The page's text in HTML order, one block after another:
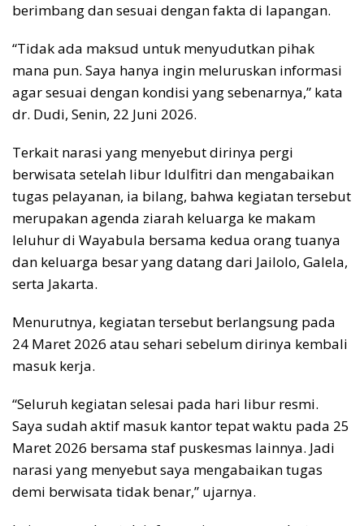
berimbang dan sesuai dengan fakta di lapangan.
“Tidak ada maksud untuk menyudutkan pihak
mana pun. Saya hanya ingin meluruskan informasi
agar sesuai dengan kondisi yang sebenarnya,” kata
dr. Dudi, Senin, 22 Juni 2026.
Terkait narasi yang menyebut dirinya pergi
berwisata setelah libur Idulfitri dan mengabaikan
tugas pelayanan, ia bilang, bahwa kegiatan tersebut
merupakan agenda ziarah keluarga ke makam
leluhur di Wayabula bersama kedua orang tuanya
dan keluarga besar yang datang dari Jailolo, Galela,
serta Jakarta.
Menurutnya, kegiatan tersebut berlangsung pada
24 Maret 2026 atau sehari sebelum dirinya kembali
masuk kerja.
“Seluruh kegiatan selesai pada hari libur resmi.
Saya sudah aktif masuk kantor tepat waktu pada 25
Maret 2026 bersama staf puskesmas lainnya. Jadi
narasi yang menyebut saya mengabaikan tugas
demi berwisata tidak benar,” ujarnya.